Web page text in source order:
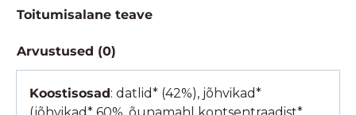
Toitumisalane teave
Arvustused (0)
Koostisosad: datlid* (42%), jõhvikad*